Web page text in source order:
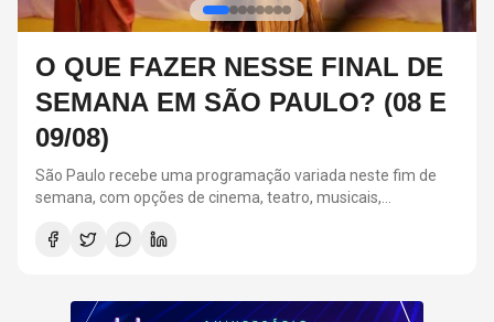
FESTA ALPHA BY NIGHT:
RELEMBRE 3 CASAIS ICÔNICOS
DOS ANOS 2000
A Festa Alpha By Night acontecerá em 11 de setembro, na
Suhai Music Hall, em São Paulo